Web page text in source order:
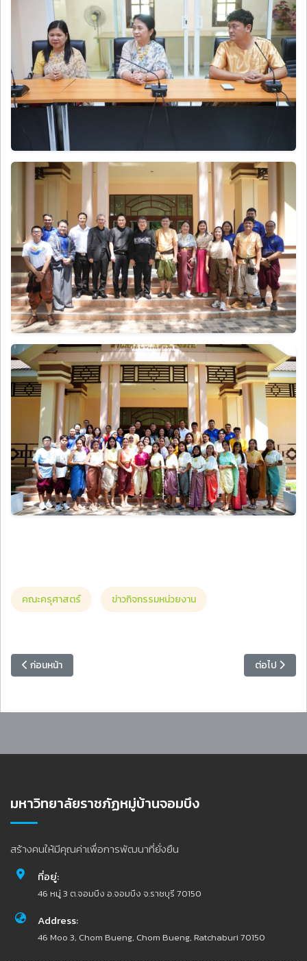
คณะครุศาสตร์ ข่าวกิจกรรมหน่วยงาน
เนื้อหาก่อนหน้า: มหาวิทยาลัยราชภัฏหมู่บ้านจอมบึง ลงนามความร่วมมือ
ก่อนหน้า เนื้อหาถัดไป
ต่อไป
มหาวิทยาลัยราชภัฏหมู่บ้านจอมบึง
สร้างคนให้มีคุณค่าเพื่อการพัฒนาที่ยั่งยืน
ที่อยู่:
46 หมู่ 3 ต.จอมบึง อ.จอมบึง จ.ราชบุรี 70150
Address:
46 Moo 3, Chom Bueng, Chom Bueng, Ratchaburi 70150